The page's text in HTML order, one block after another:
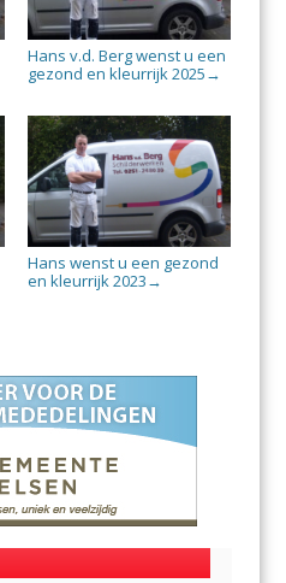
Hans v.d. Berg wenst u een
gezond en kleurrijk 2025 →
Hans wenst u een gezond
en kleurrijk 2023 →